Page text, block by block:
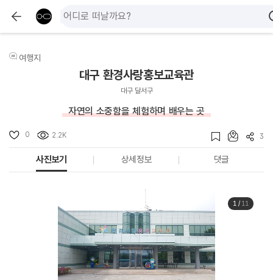
여행지
대구 환경사랑홍보교육관
대구 달서구
자연의 소중함을 체험하며 배우는 곳
0 2.2K 3
사진보기 상세정보 댓글
1/ 11